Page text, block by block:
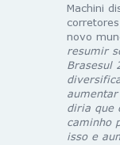
Machini
novo
resumir
Brasesul
diria que
caminho
isso e